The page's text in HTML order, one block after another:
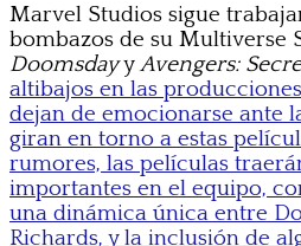
Marvel Studios sigue
bombazos de su Multiverse
DoomsdayyAvengers:
altibajos en las
dejan de emocionarse ante
giran en torno a estas
rumores, las películas
importantes en el equipo,
una dinámica única entre
Richards, y la inclusión de